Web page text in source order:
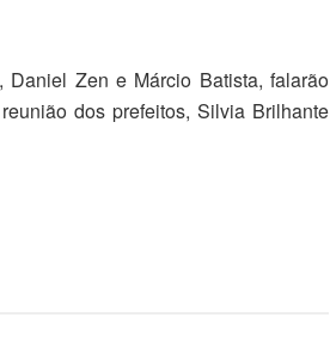
Zen e Márcio Batista, falarão
dos prefeitos, Silvia Brilhante